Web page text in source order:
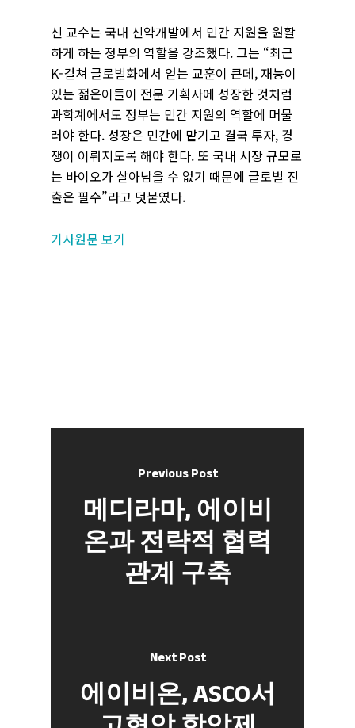
신 교수는 국내 신약개발에서 민간 지원을 원활
하게 하는 정부의 역할을 강조했다. 그는 “최근
K-컬쳐 글로벌화에서 얻는 교훈이 큰데, 재능이
있는 젊은이들이 전문 기획사에 성장한 것처럼
과학계에서도 정부는 민간 지원의 역할에 머물
러야 한다. 성장은 민간에 맡기고 결국 투자, 경
쟁이 이뤄지도록 해야 한다. 또 국내 시장 규모로
는 바이오가 살아남을 수 없기 때문에 글로벌 진
출은 필수”라고 덧붙였다.
기사원문 보기
Previous Post
메디라마, 에이비
온과 전략적 협력
관계 구축
Next Post
에이비온, ASCO서